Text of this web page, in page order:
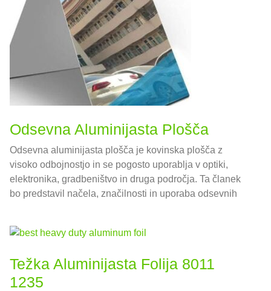
Odsevna Aluminijasta Plošča
Odsevna aluminijasta plošča je kovinska plošča z
visoko odbojnostjo in se pogosto uporablja v optiki,
elektronika, gradbeništvo in druga področja. Ta članek
bo predstavil načela, značilnosti in uporaba odsevnih
Težka Aluminijasta Folija 8011
1235